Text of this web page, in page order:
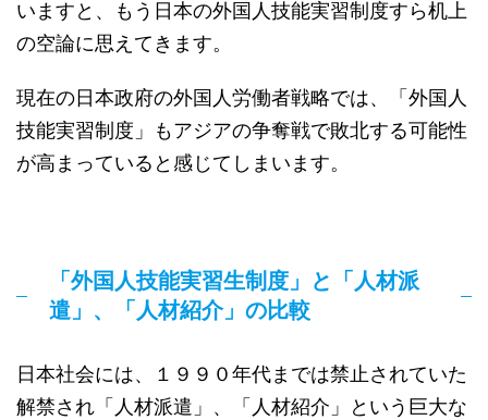
いますと、もう日本の外国人技能実習制度すら机上
の空論に思えてきます。
現在の日本政府の外国人労働者戦略では、「外国人
技能実習制度」もアジアの争奪戦で敗北する可能性
が高まっていると感じてしまいます。
「外国人技能実習生制度」と「人材派
遣」、「人材紹介」の比較
日本社会には、１９９０年代までは禁止されていた
解禁され「人材派遣」、「人材紹介」という巨大な